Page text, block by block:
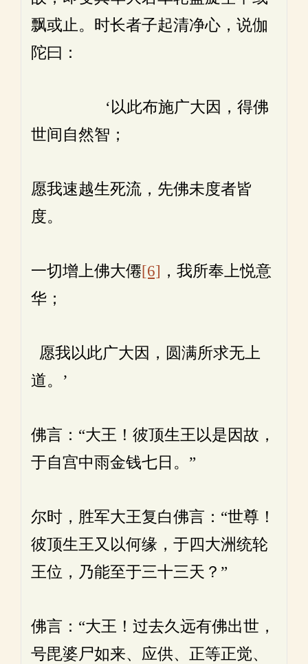
飘或止。时长者子起清净心，说伽
陀曰：
‘以此布施广大因，得佛
世间自然智；
愿我速越生死流，先佛未度者皆
度。
一切增上佛大僊[6] ，我所奉上悦意
华；
愿我以此广大因，圆满所求无上
道。’
佛言：“大王！彼顶生王以是因故，
于自宫中雨金钱七日。”
尔时，胜军大王复白佛言：“世尊！
彼顶生王又以何缘，于四大洲统轮
王位，乃能至于三十三天？”
佛言：“大王！过去久远有佛出世，
号毘婆尸如来、应供、正等正觉、